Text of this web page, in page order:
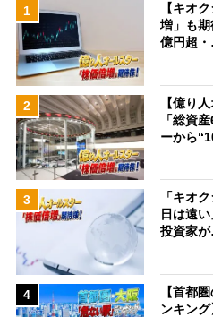
1
【キオ
増」も
億円超
2
【億り
「総資
ーから
3
「キオ
日は遠
投資家
4
【首都
ンキン